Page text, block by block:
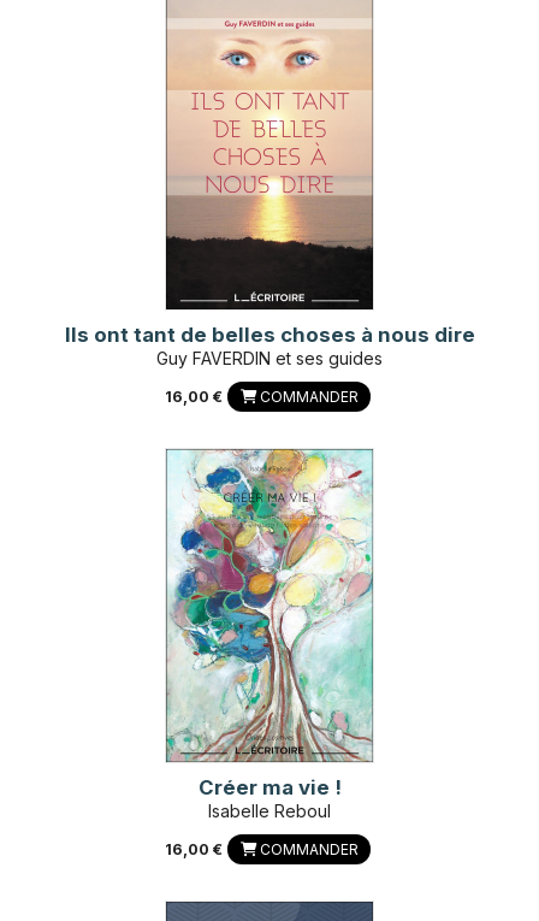
Ils ont tant de belles choses à nous dire
Guy FAVERDIN et ses guides
16,00 € COMMANDER
Créer ma vie !
Isabelle Reboul
16,00 € COMMANDER